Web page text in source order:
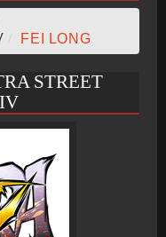
FEI LONG
STREET